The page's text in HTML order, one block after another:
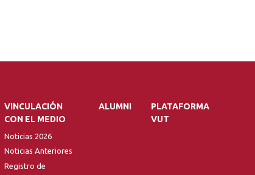
VINCULACIÓN
CON EL MEDIO
Noticias 2026
Noticias Anteriores
Registro de
ALUMNI
PLATAFORMA
VUT